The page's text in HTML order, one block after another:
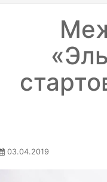
03.04.2019